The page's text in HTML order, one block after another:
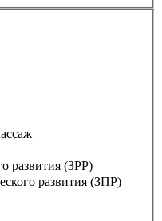
развития (ЗРР)
развития (ЗПР)